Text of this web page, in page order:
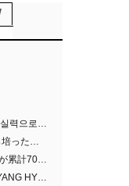
(Korea) ‘6주년’ 트레저, 압도적 실력으로 증명한 ‘YG의 보물’ 진가
「Seotaiji and Boys」時代から培ったダンスDNA…YANG HYUN SUK、YGのパフォーマンスビデオ70億回再生の原点
YGのパフォーマンス映像69本が累計70億回再生…YANG HYUN SUKの制作哲学が実を結ぶ
「69本・70億回再生の奇跡」YANG HYUN SUK、YGのパフォーマンスビデオを100％自ら手掛けた理由